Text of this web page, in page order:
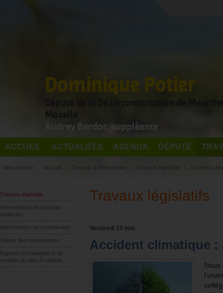
Dominique Potier
Audrey Bardot, suppléante
ACCUEIL ACTUALITÉS AGENDA DÉPUTÉ
Vous êtes ici : Accueil Travaux à l'Assemblée Travaux législatifs Accident
Travaux législatifs
Interventions en séances
publiques
Interventions en commission
Vidéos des interventions
Rapport d’évaluation et de
révision du plan Écophyto
Travaux législatifs
Vendredi 15 mai
Accident climatique :